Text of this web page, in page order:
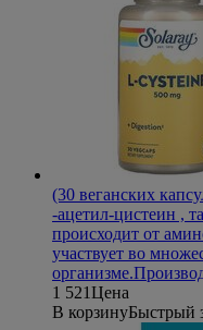
(30 веганских
-ацетил-цистеин ,
происходит от
участвует во
организме.
1 521Цена
В корзинуБыстрый